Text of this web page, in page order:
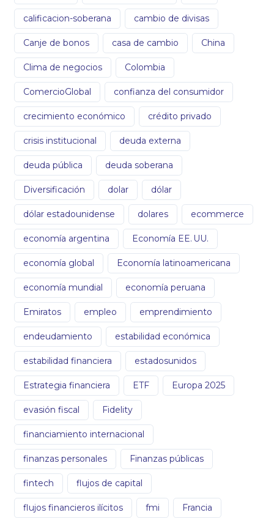
calificacion-soberana cambio de divisas
Canje de bonos casa de cambio China
Clima de negocios Colombia
ComercioGlobal confianza del consumidor
crecimiento económico crédito privado
crisis institucional deuda externa
deuda pública deuda soberana
Diversificación dolar dólar
dólar estadounidense dolares ecommerce
economía argentina Economía EE. UU.
economía global Economía latinoamericana
economía mundial economía peruana
Emiratos empleo emprendimiento
endeudamiento estabilidad económica
estabilidad financiera estadosunidos
Estrategia financiera ETF Europa 2025
evasión fiscal Fidelity
financiamiento internacional
finanzas personales Finanzas públicas
fintech flujos de capital
flujos financieros ilícitos fmi Francia